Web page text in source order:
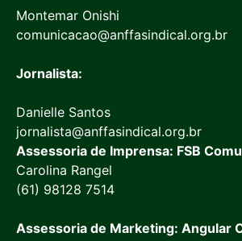
Montemar Onishi
comunicacao@anffasindical.org.br
Jornalista:
Danielle Santos
jornalista@anffasindical.org.br
Assessoria de Imprensa: FSB
Carolina Rangel
(61) 98128 7514
Assessoria de Marketing: Angular